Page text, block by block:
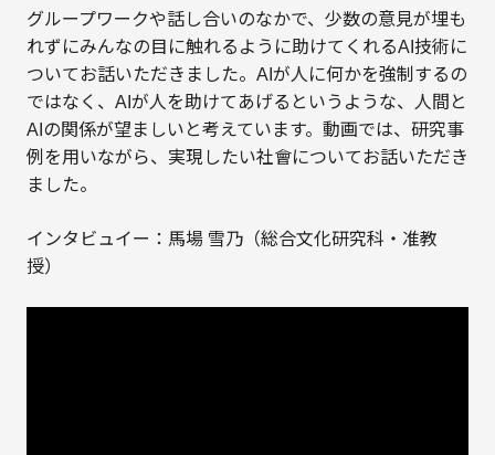
グループワークや話し合いのなかで、少数の意見が埋も
れずにみんなの目に触れるように助けてくれるAI技術に
ついてお話いただきました。AIが人に何かを強制するの
ではなく、AIが人を助けてあげるというような、人間と
AIの関係が望ましいと考えています。動画では、研究事
例を用いながら、実現したい社會についてお話いただき
ました。
インタビュイー：馬場 雪乃（総合文化研究科・准教
授）